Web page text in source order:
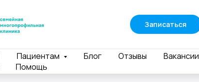
Записаться
Пациентам Блог Отзывы Вакансии
Помощь